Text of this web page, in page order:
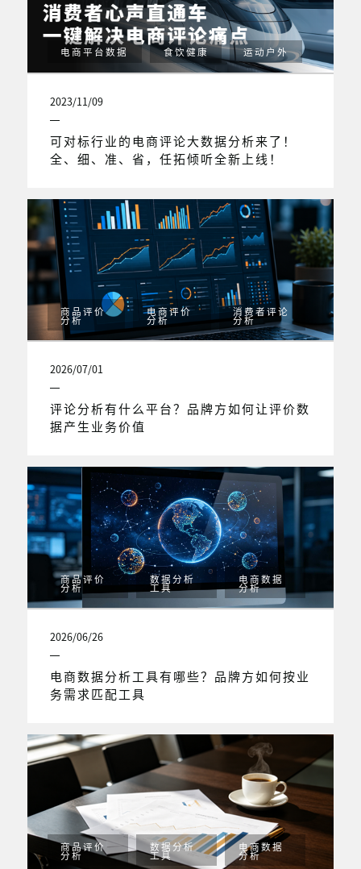
电商平台数据 食饮健康 运动户外
2023/11/09
可对标行业的电商评论大数据分析来了！
全、细、准、省，任拓倾听全新上线！
商品评价
分析
电商评价
分析
消费者评论
分析
2026/07/01
评论分析有什么平台？品牌方如何让评价数
据产生业务价值
商品评价
分析
数据分析
工具
电商数据
分析
2026/06/26
电商数据分析工具有哪些？品牌方如何按业
务需求匹配工具
商品评价
分析
数据分析
工具
电商数据
分析